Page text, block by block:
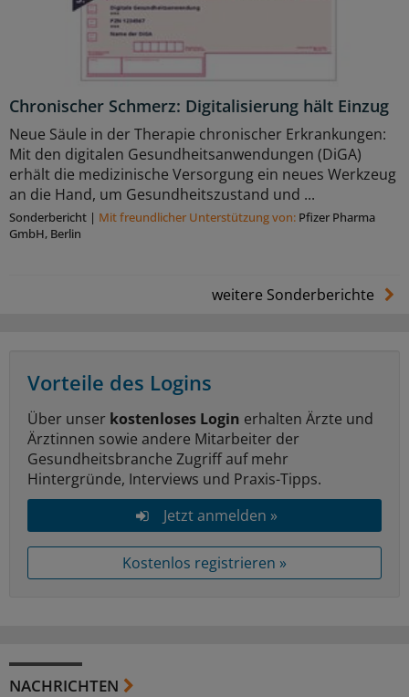
Chronischer Schmerz: Digitalisierung hält Einzug
Neue Säule in der Therapie chronischer Erkrankungen:
Mit den digitalen Gesundheitsanwendungen (DiGA)
erhält die medizinische Versorgung ein neues Werkzeug
an die Hand, um Gesundheitszustand und ...
Sonderbericht | Mit freundlicher Unterstützung von: Pfizer Pharma
GmbH, Berlin
weitere Sonderberichte
Vorteile des Logins
Über unser kostenloses Login erhalten Ärzte und
Ärztinnen sowie andere Mitarbeiter der
Gesundheitsbranche Zugriff auf mehr
Hintergründe, Interviews und Praxis-Tipps.
Jetzt anmelden »
Kostenlos registrieren »
NACHRICHTEN